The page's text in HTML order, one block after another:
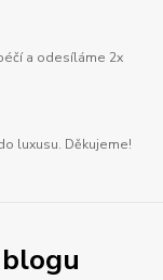
a odesíláme 2x
luxusu. Děkujeme!